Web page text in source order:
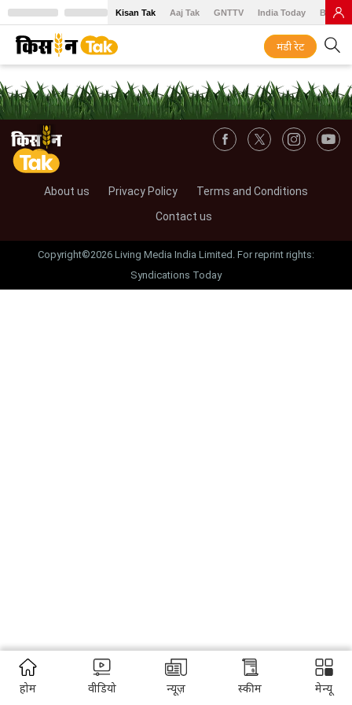
Kisan Tak Aaj Tak GNTTV India Today BT
मंडी रेट
About us Privacy Policy
Terms and Conditions
Contact us
Copyright©2026 Living Media India Limited. For reprint rights:
Syndications Today
होम वीडियो न्यूज़ स्कीम मेन्यू